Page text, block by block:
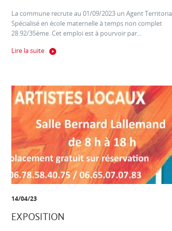
La commune recrute au 01/09/2023 un Agent Territorial
Spécialisé en école maternelle à temps non complet
28.92/35ème. Cet emploi est à pourvoir par...
Lire la suite
14/04/23
EXPOSITION